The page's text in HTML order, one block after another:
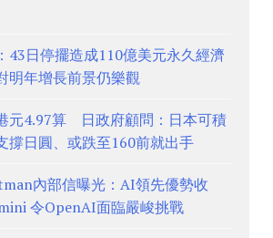
43日停擺造成110億美元永久經濟
年增長前景仍樂觀
元4.97算 日政府顧問：日本可積
撐日圓、或跌至160前就出手
內部信曝光：AI領先優勢收
令OpenAI面臨嚴峻挑戰